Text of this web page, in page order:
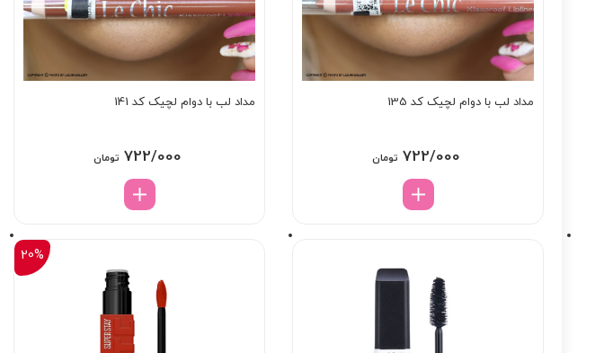
مداد لب با دوام لچیک کد 135
722/000 تومان
مداد لب با دوام لچیک کد 141
722/000 تومان
20%